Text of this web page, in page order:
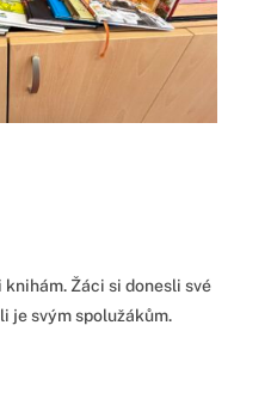
Žáci si donesli své
je svým spolužákům.